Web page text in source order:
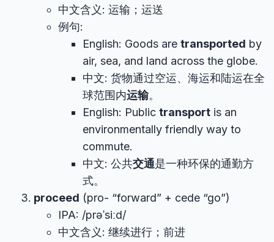
中文含义: 运输；运送
例句:
English: Goods are transported by
air, sea, and land across the globe.
中文: 货物通过空运、海运和陆运在全
球范围内运输。
English: Public transport is an
environmentally friendly way to
commute.
中文: 公共交通是一种环保的通勤方
式。
proceed (pro- “forward” + cede “go”)
IPA: /prəˈsiːd/
中文含义: 继续进行；前进